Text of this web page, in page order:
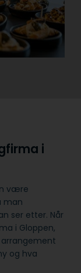
i
være
man
ser etter. Når
i Gloppen,
og hva